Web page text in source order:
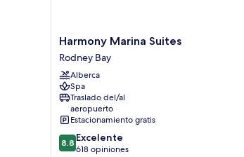
Harmony
Marina
Suites
Rodney
Bay
Harmony Marina Suites
Rodney Bay
Alberca
Spa
Traslado del/al
aeropuerto
Estacionamiento gratis
8.8
de
8.8 Excelente
618 opiniones